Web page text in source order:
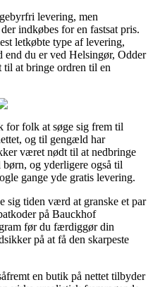
levering, men
indkøbes for en fastsat pris.
letkøbte type af levering,
du er ved Helsingør, Odder
til at bringe ordren til en
for folk at søge sig frem til
og til gengæld har
været nødt til at nedbringe
og yderligere også til
gange yde gratis levering.
sig tiden værd at granske et par
på Bauckhof
før du færdiggør din
på at få den skarpeste
en butik på nettet tilbyder